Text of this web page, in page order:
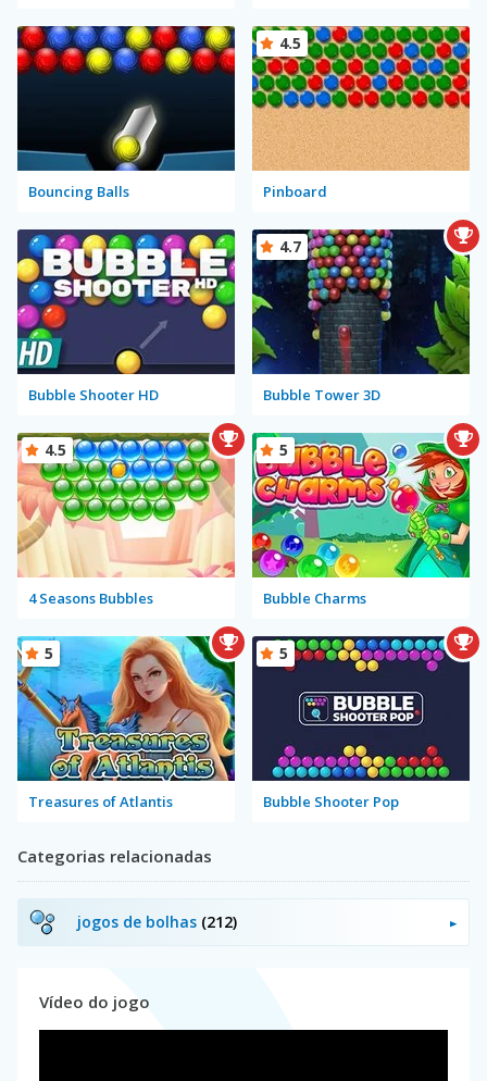
Bouncing Balls Pinboard
4.5
Bubble Shooter HD Bubble Tower 3D
4.7
4 Seasons Bubbles
4.5
Bubble Charms
5
Treasures of Atlantis
5
Bubble Shooter Pop
5
Categorias relacionadas
jogos de bolhas (212)
Vídeo do jogo